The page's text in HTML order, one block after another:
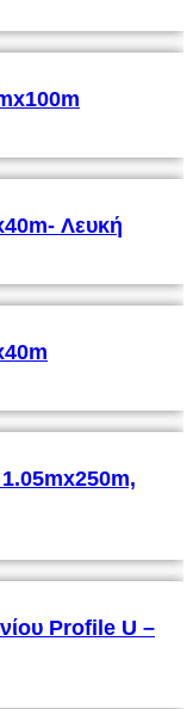
Λευκή
Profile U –